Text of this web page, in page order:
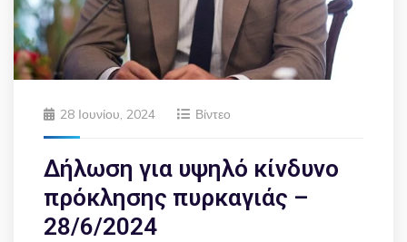
28 Ιουνίου, 2024 Βίντεο
Δήλωση για υψηλό κίνδυνο
πρόκλησης πυρκαγιάς –
28/6/2024